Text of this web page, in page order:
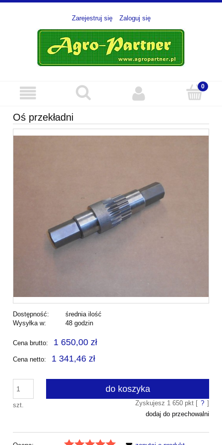
Zarejestruj się Zaloguj się
Oś przekładni
Dostępność:
średnia ilość
Wysyłka w:
48 godzin
Cena brutto: 1 650,00 zł
Cena netto: 1 341,46 zł
szt.
do koszyka
Zyskujesz 1 650pkt [ ? ]
dodaj do przechowalni